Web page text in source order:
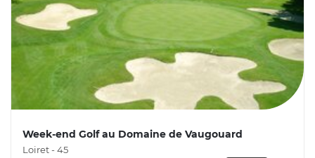
Week-end Golf au Domaine de Vaugouard
Loiret - 45